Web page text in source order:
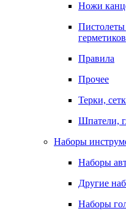
Ножи
герметиков
Правила
Прочее
Терки,
Шпатели,
Наборы
Наборы
Другие
Наборы